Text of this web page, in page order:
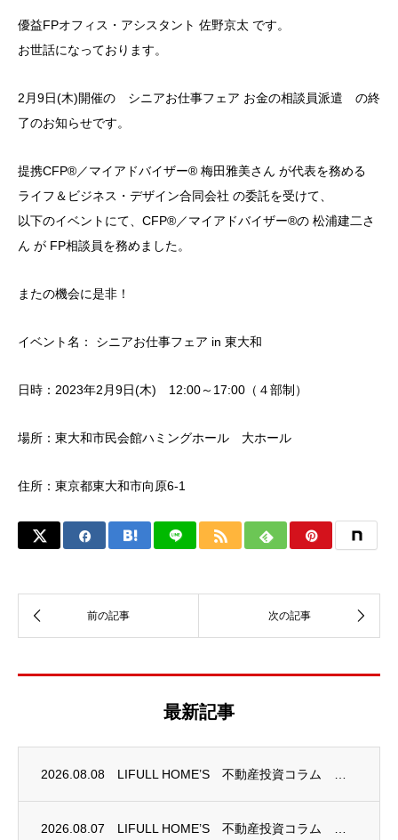
優益FPオフィス・アシスタント 佐野京太 です。
お世話になっております。
2月9日(木)開催の シニアお仕事フェア お金の相談員派遣 の終
了のお知らせです。
提携CFP®／マイアドバイザー®︎ 梅田雅美さん が代表を務める
ライフ＆ビジネス・デザイン合同会社 の委託を受けて、
以下のイベントにて、CFP®／マイアドバイザー®︎の 松浦建二さ
ん が FP相談員を務めました。
またの機会に是非！
イベント名： シニアお仕事フェア in 東大和
日時：2023年2月9日(木) 12:00～17:00（４部制）
場所：東大和市民会館ハミングホール 大ホール
住所： 東京都東大和市向原6-1
最新記事
2026.08.08
2026.08.07